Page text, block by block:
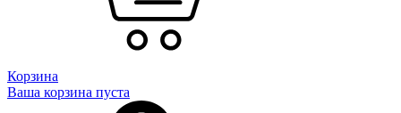
Корзина
Ваша корзина пуста